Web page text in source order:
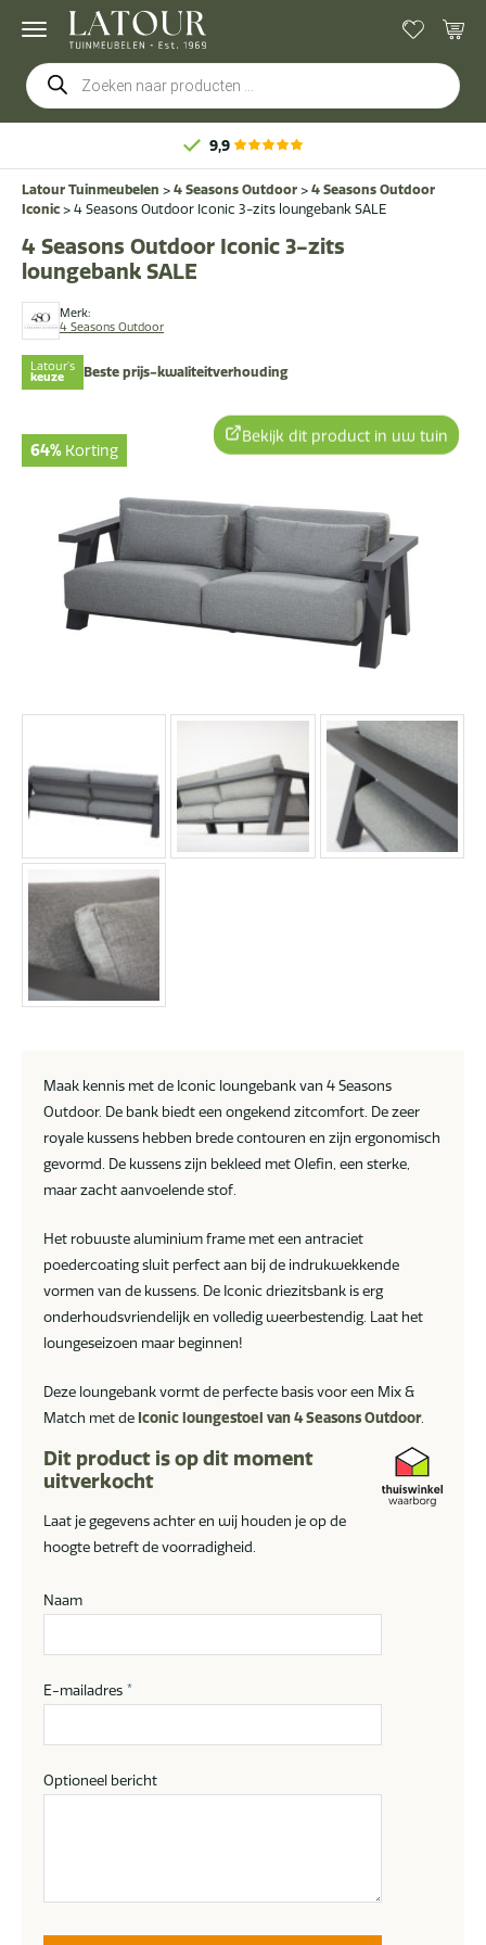
Producten
zoeken
9,9
Latour Tuinmeubelen > 4 Seasons Outdoor > 4 Seasons Outdoor
Iconic > 4 Seasons Outdoor Iconic 3-zits loungebank SALE
Merk:
4 Seasons Outdoor
4 Seasons Outdoor Iconic 3-zits
loungebank SALE
Latour's
keuze Beste prijs-kwaliteitverhouding
64% Korting
Bekijk dit product in uw tuin
Maak kennis met de Iconic loungebank van 4 Seasons
Outdoor. De bank biedt een ongekend zitcomfort. De zeer
royale kussens hebben brede contouren en zijn ergonomisch
gevormd. De kussens zijn bekleed met Olefin, een sterke,
maar zacht aanvoelende stof.
Het robuuste aluminium frame met een antraciet
poedercoating sluit perfect aan bij de indrukwekkende
vormen van de kussens. De Iconic driezitsbank is erg
onderhoudsvriendelijk en volledig weerbestendig. Laat het
loungeseizoen maar beginnen!
Deze loungebank vormt de perfecte basis voor een Mix &
Match met de Iconic loungestoel van 4 Seasons Outdoor.
Dit product is op dit moment
uitverkocht
Laat je gegevens achter en wij houden je op de
hoogte betreft de voorradigheid.
Naam
E-mailadres *
Optioneel bericht